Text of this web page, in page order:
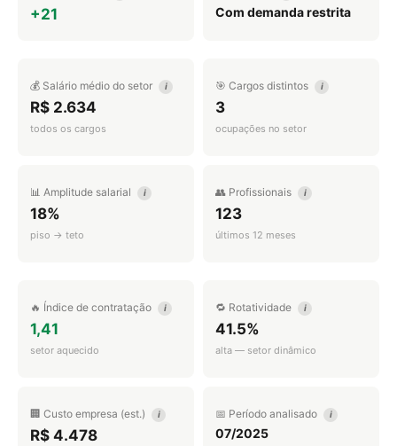
+21 Com demanda restrita
💰 Salário médio do setor i
R$ 2.634
todos os cargos
🎯 Cargos distintos i
3
ocupações no setor
📊 Amplitude salarial i
18%
piso → teto
👥 Profissionais i
123
últimos 12 meses
🔥 Índice de contratação i
1,41
setor aquecido
🔁 Rotatividade i
41.5%
alta — setor dinâmico
🏢 Custo empresa (est.) i
R$ 4.478
📅 Período analisado i
07/2025